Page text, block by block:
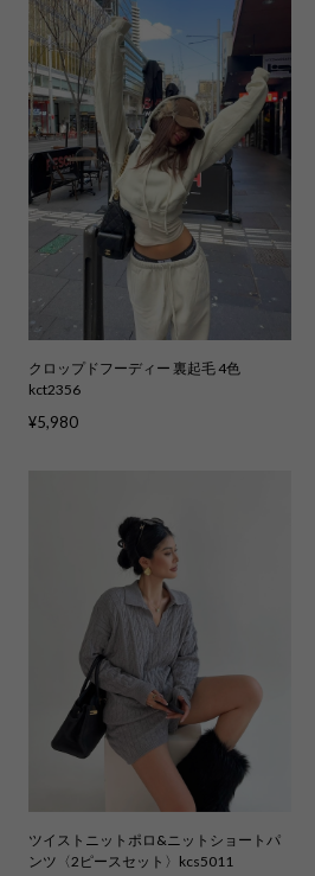
クロップドフーディー 裏起毛 4色
kct2356
¥5,980
ツイストニットポロ&ニットショートパ
ンツ〈2ピースセット〉kcs5011